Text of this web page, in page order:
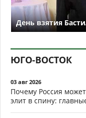
День взятия
ЮГО-ВОСТОК
03 авг 2026
Почему Россия
элит в спину: